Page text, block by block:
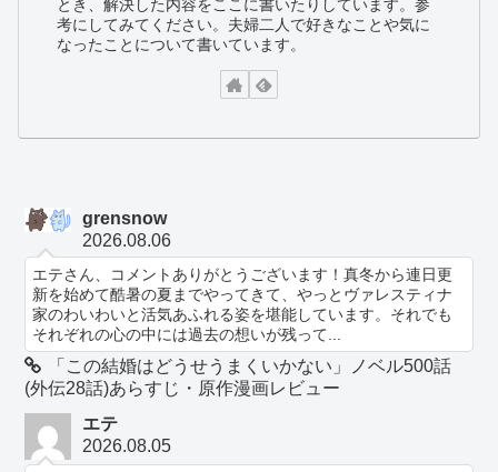
とき、解決した内容をここに書いたりしています。参
考にしてみてください。夫婦二人で好きなことや気に
なったことについて書いています。
grensnow
2026.08.06
エテさん、コメントありがとうございます！真冬から連日更
新を始めて酷暑の夏までやってきて、やっとヴァレスティナ
家のわいわいと活気あふれる姿を堪能しています。それでも
それぞれの心の中には過去の想いが残って...
「この結婚はどうせうまくいかない」ノベル500話
(外伝28話)あらすじ・原作漫画レビュー
エテ
2026.08.05